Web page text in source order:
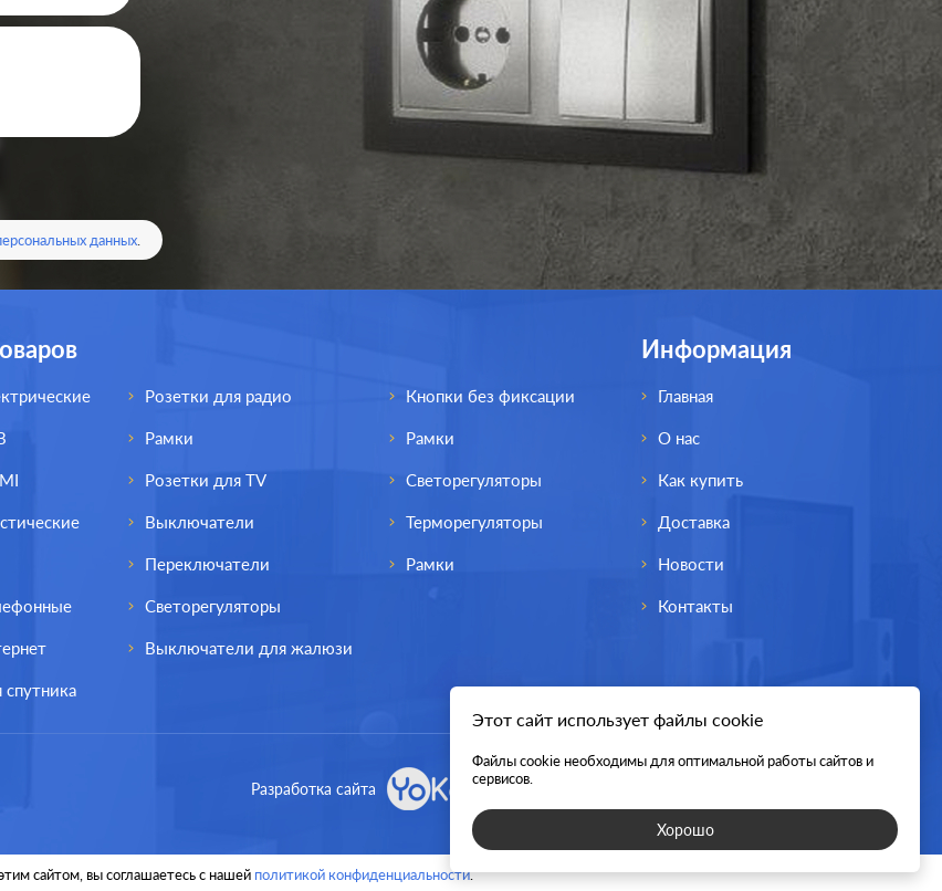
данных
спутника
Розетки для радио
Рамки
Розетки для TV
Выключатели
Переключатели
Светорегуляторы
Выключатели для жалюзи
Кнопки без фиксации
Рамки
Светорегуляторы
Терморегуляторы
Рамки
Информация
Главная
О нас
Как купить
Доставка
Новости
Контакты
Разработка сайта
сайтом, вы соглашаетесь с нашей политикой конфиденциальности.
Этот сайт использует файлы cookie
Файлы cookie необходимы для оптимальной работы сайтов и
сервисов.
Хорошо